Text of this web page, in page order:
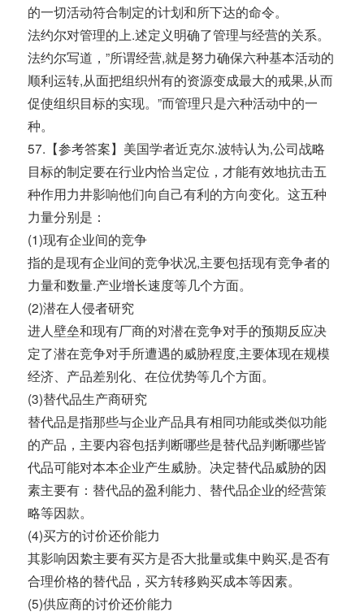
的一切活动符合制定的计划和所下达的命令。
法约尔对管理的上.述定义明确了管理与经营的关系。
法约尔写道，”所谓经营,就是努力确保六种基本活动的
顺利运转,从面把组织州有的资源变成最大的戒果,从而
促使组织目标的实现。”而管理只是六种活动中的一
种。
57.【参考答案】美国学者近克尔.波特认为,公司战略
目标的制定要在行业内恰当定位，才能有效地抗击五
种作用力井影响他们向自己有利的方向变化。这五种
力量分别是：
(1)现有企业间的竞争
指的是现有企业间的竞争状况,主要包括现有竞争者的
力量和数量.产业增长速度等几个方面。
(2)潜在人侵者研究
进人壁垒和现有厂商的对潜在竞争对手的预期反应决
定了潜在竞争对手所遭遇的威胁程度,主要体现在规模
经济、产品差别化、在位优势等几个方面。
(3)替代品生产商研究
替代品是指那些与企业产品具有相同功能或类似功能
的产品，主要内容包括判断哪些是替代品判断哪些皆
代品可能对本本企业产生威胁。决定替代品威胁的因
素主要有：替代品的盈利能力、替代品企业的经营策
略等因款。
(4)买方的讨价还价能力
其影响因絷主要有买方是否大批量或集中购买,是否有
合理价格的替代品，买方转移购买成本等因素。
(5)供应商的讨价还价能力